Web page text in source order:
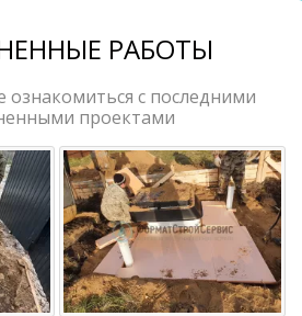
РАБОТЫ
с последними
проектами